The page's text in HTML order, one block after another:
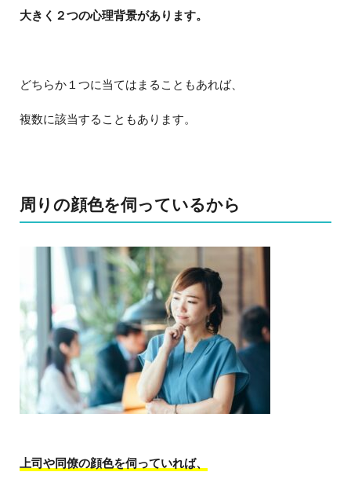
大きく２つの心理背景があります。
どちらか１つに当てはまることもあれば、
複数に該当することもあります。
周りの顔色を伺っているから
上司や同僚の顔色を伺っていれば、